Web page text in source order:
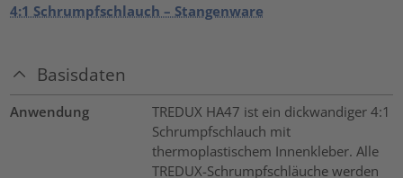
4:1 Schrumpfschlauch – Stangenware
Basisdaten
Anwendung
TREDUX HA47 ist ein dickwandiger 4:1
Schrumpfschlauch mit
thermoplastischem Innenkleber. Alle
TREDUX-Schrumpfschläuche werden